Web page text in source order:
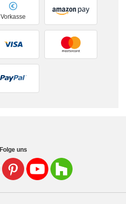
Vorkasse
Folge uns